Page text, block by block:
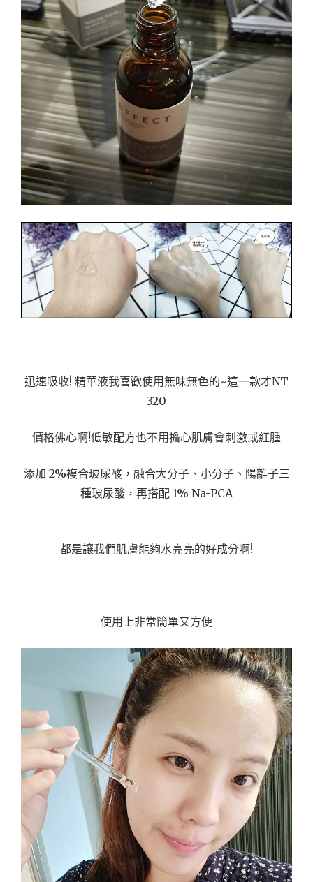
迅速吸收! 精華液我喜歡使用無味無色的~這一款才NT
320
價格佛心啊!低敏配方也不用擔心肌膚會刺激或紅腫
添加 2%複合玻尿酸，融合大分子、小分子、陽離子三
種玻尿酸，再搭配 1% Na-PCA
都是讓我們肌膚能夠水亮亮的好成分啊!
使用上非常簡單又方便